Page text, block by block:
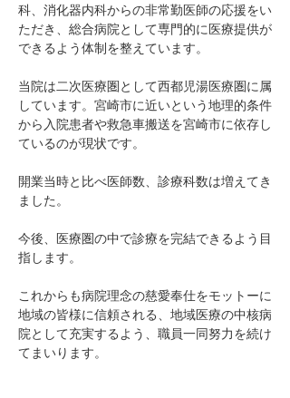
科、消化器内科からの非常勤医師の応援をい
ただき、総合病院として専門的に医療提供が
できるよう体制を整えています。
当院は二次医療圏として西都児湯医療圏に属
しています。宮崎市に近いという地理的条件
から入院患者や救急車搬送を宮崎市に依存し
ているのが現状です。
開業当時と比べ医師数、診療科数は増えてき
ました。
今後、医療圏の中で診療を完結できるよう目
指します。
これからも病院理念の慈愛奉仕をモットーに
地域の皆様に信頼される、地域医療の中核病
院として充実するよう、職員一同努力を続け
てまいります。